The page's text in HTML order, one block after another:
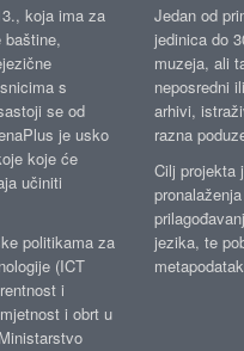
koja ima za
baštine,
s
se od
je usko
koje će
učiniti
politikama za
(ICT
i
i obrt u
Jedan od
jedinica do
muzeja, ali
neposredni
arhivi,
razna
Cilj projekta
jezika, te